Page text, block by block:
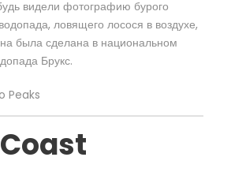
видели фотографию бурого
ловящего лосося в воздухе,
была сделана в национальном
Брукс.